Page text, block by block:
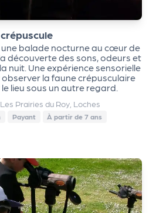
balade nocturne au cœur de
découverte des sons, odeurs et
nuit. Une expérience sensorielle
la faune crépusculaire
lieu sous un autre regard.
Prairies du Roy, Loches
Payant À partir de 7 ans